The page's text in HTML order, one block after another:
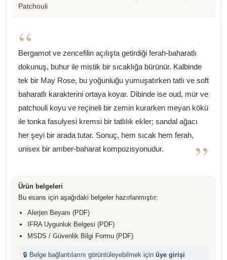
Patchouli
“
Bergamot ve zencefilin açılışta getirdiği ferah-baharatlı
dokunuş, buhur ile mistik bir sıcaklığa bürünür. Kalbinde
tek bir May Rose, bu yoğunluğu yumuşatırken tatlı ve soft
baharatlı karakterini ortaya koyar. Dibinde ise oud, mür ve
patchouli koyu ve reçineli bir zemin kurarken meyan kökü
ile tonka fasulyesi kremsi bir tatlılık ekler; sandal ağacı
her şeyi bir arada tutar. Sonuç, hem sıcak hem ferah,
unisex bir amber-baharat kompozisyonudur.
”
Ürün belgeleri
Bu esans için aşağıdaki belgeler hazırlanmıştır:
Alerjen Beyanı (PDF)
IFRA Uygunluk Belgesi (PDF)
MSDS / Güvenlik Bilgi Formu (PDF)
🔒 Belge bağlantılarını görüntüleyebilmek için üye girişi